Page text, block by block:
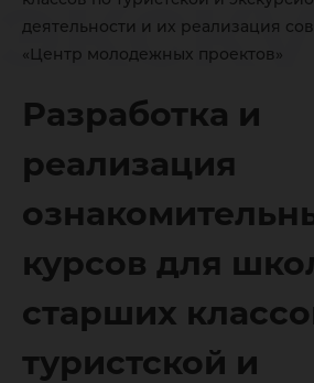
деятельности и их реализация
«Центр молодежных проектов»
их
Разработка и
реализация
курсов для
старших
туристской и